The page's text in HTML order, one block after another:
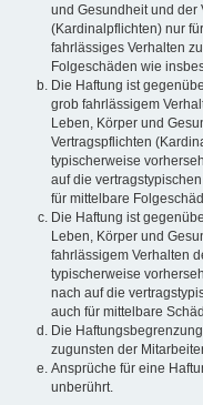
und Gesundheit und der
(Kardinalpflichten) nur
fahrlässiges Verhalten
Folgeschäden wie
Die Haftung ist
grob fahrlässigem
Leben, Körper und
Vertragspflichten
typischerweise
auf die
für mittelbare
Die Haftung ist
Leben, Körper und
fahrlässigem Verhalten
typischerweise
nach auf die
auch für mittelbare
Die
zugunsten der
Ansprüche für eine
unberührt.